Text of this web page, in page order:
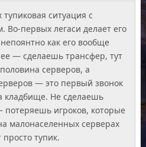
ситуация с
Во-первых легаси делает его
как его вообще
— сделаешь трансфер, тут
серверов, а
— это первый звонок
кладбище. Не сделаешь
потеряешь игроков, которые
малонаселенных серверах
тупик.